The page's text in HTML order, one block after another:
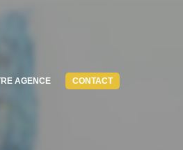
AGENCE CONTACT